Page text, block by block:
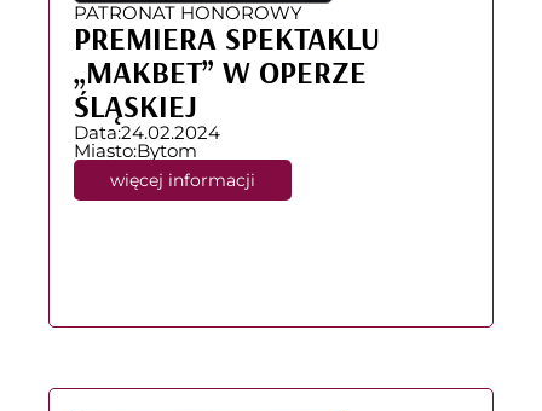
PATRONAT HONOROWY
PREMIERA SPEKTAKLU
„MAKBET” W OPERZE
ŚLĄSKIEJ
Data:24.02.2024
Miasto:Bytom
więcej informacji